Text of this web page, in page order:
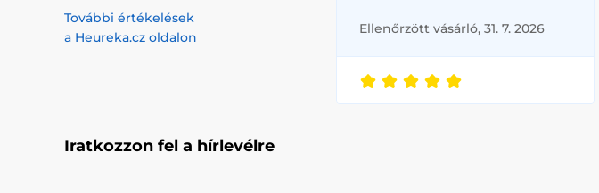
További értékelések
a Heureka.cz oldalon
Ellenőrzött vásárló, 31. 7. 2026
Iratkozzon fel a hírlevélre